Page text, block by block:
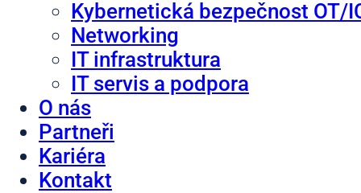
Kybernetická bezpečnost OT/
Networking
IT infrastruktura
IT servis a podpora
O nás
Partneři
Kariéra
Kontakt